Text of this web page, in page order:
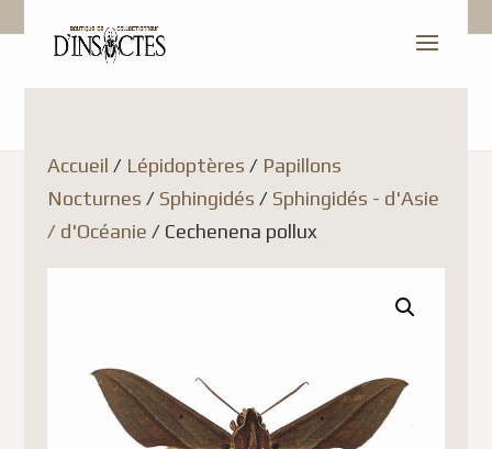
Accueil / Lépidoptères / Papillons
Nocturnes / Sphingidés / Sphingidés - d'Asie
/ d'Océanie / Cechenena pollux